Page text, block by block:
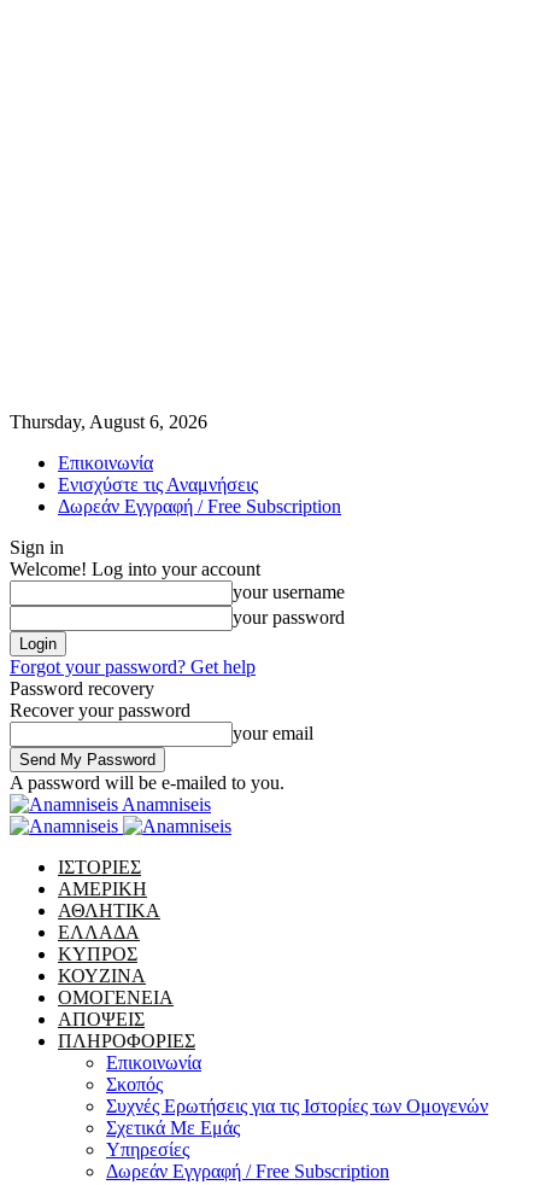
Thursday, August 6, 2026
Επικοινωνία
Ενισχύστε τις Αναμνήσεις
Δωρεάν Εγγραφή / Free Subscription
Sign in
Welcome! Log into your account
your username
your password
Forgot your password? Get help
Password recovery
Recover your password
your email
A password will be e-mailed to you.
Anamniseis
ΙΣΤΟΡΙΕΣ
ΑΜΕΡΙΚΗ
ΑΘΛΗΤΙΚΑ
ΕΛΛΑΔΑ
ΚΥΠΡΟΣ
ΚΟΥΖΙΝΑ
ΟΜΟΓΕΝΕΙΑ
ΑΠΟΨΕΙΣ
ΠΛΗΡΟΦΟΡΙΕΣ
Επικοινωνία
Σκοπός
Συχνές Ερωτήσεις για τις Ιστορίες των Ομογενών
Σχετικά Με Εμάς
Υπηρεσίες
Δωρεάν Εγγραφή / Free Subscription